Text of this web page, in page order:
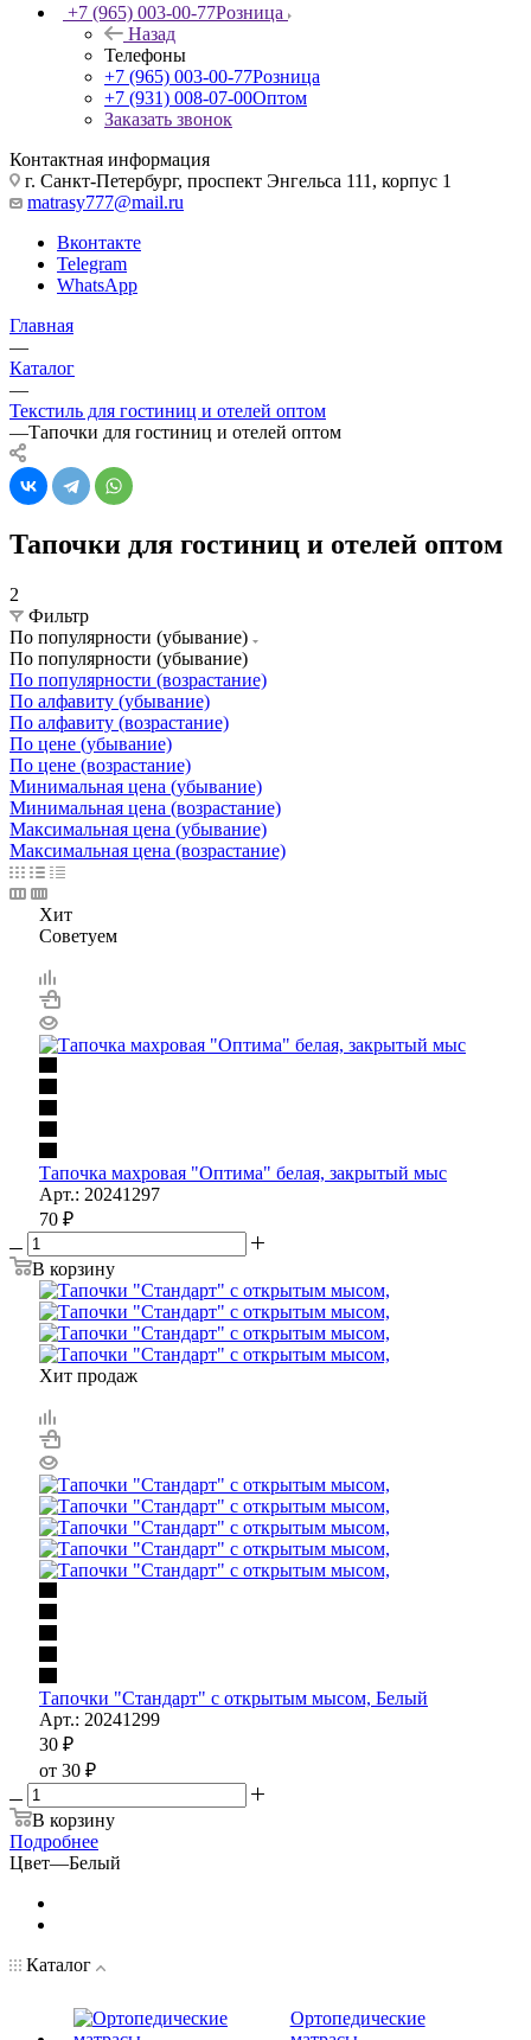
+7 (965) 003-00-77Розница
Назад
Телефоны
+7 (965) 003-00-77Розница
+7 (931) 008-07-00Оптом
Заказать звонок
Контактная информация
г. Санкт-Петербург, проспект Энгельса 111, корпус 1
matrasy777@mail.ru
Вконтакте
Telegram
WhatsApp
Главная
—
Каталог
—
Текстиль для гостиниц и отелей оптом
—Тапочки для гостиниц и отелей оптом
Тапочки для гостиниц и отелей оптом
2
Фильтр
По популярности (убывание)
По популярности (убывание)
По популярности (возрастание)
По алфавиту (убывание)
По алфавиту (возрастание)
По цене (убывание)
По цене (возрастание)
Минимальная цена (убывание)
Минимальная цена (возрастание)
Максимальная цена (убывание)
Максимальная цена (возрастание)
Хит
Советуем
Тапочка махровая "Оптима" белая, закрытый мыс
Арт.: 20241297
70 ₽
В корзину
Хит продаж
Тапочки "Стандарт" с открытым мысом, Белый
Арт.: 20241299
30 ₽
от 30 ₽
В корзину
Подробнее
Цвет—Белый
Каталог
Ортопедические